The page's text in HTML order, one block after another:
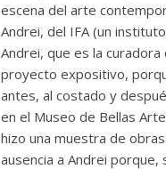
escena del arte
Andrei, del IFA (un
Andrei, que es la
proyecto expositivo,
antes, al costado y
en el Museo de Bellas
hizo una muestra de
ausencia a Andrei